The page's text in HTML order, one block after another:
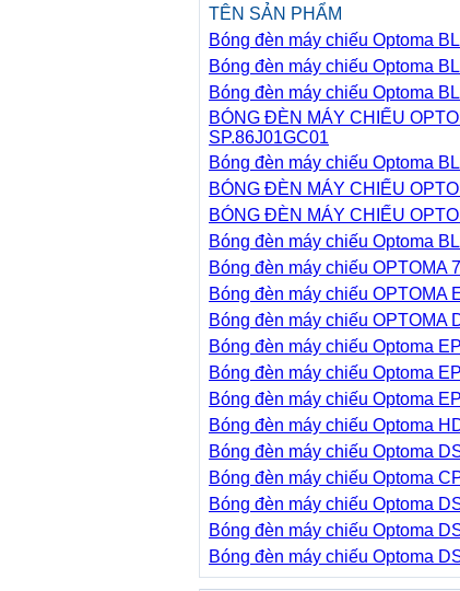
TÊN SẢN PHẨM
Bóng đèn máy chiếu Optoma
Bóng đèn máy chiếu Optoma
Bóng đèn máy chiếu Optoma
BÓNG ĐÈN MÁY CHIẾU
SP.86J01GC01
Bóng đèn máy chiếu Optoma
BÓNG ĐÈN MÁY CHIẾU
BÓNG ĐÈN MÁY CHIẾU
Bóng đèn máy chiếu Optoma
Bóng đèn máy chiếu OPTOMA
Bóng đèn máy chiếu OPTOMA
Bóng đèn máy chiếu OPTOMA
Bóng đèn máy chiếu Optoma
Bóng đèn máy chiếu Optoma
Bóng đèn máy chiếu Optoma
Bóng đèn máy chiếu Optoma
Bóng đèn máy chiếu Optoma
Bóng đèn máy chiếu Optoma
Bóng đèn máy chiếu Optoma
Bóng đèn máy chiếu Optoma
Bóng đèn máy chiếu Optoma